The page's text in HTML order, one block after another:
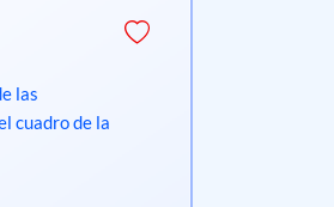
las
cuadro de la